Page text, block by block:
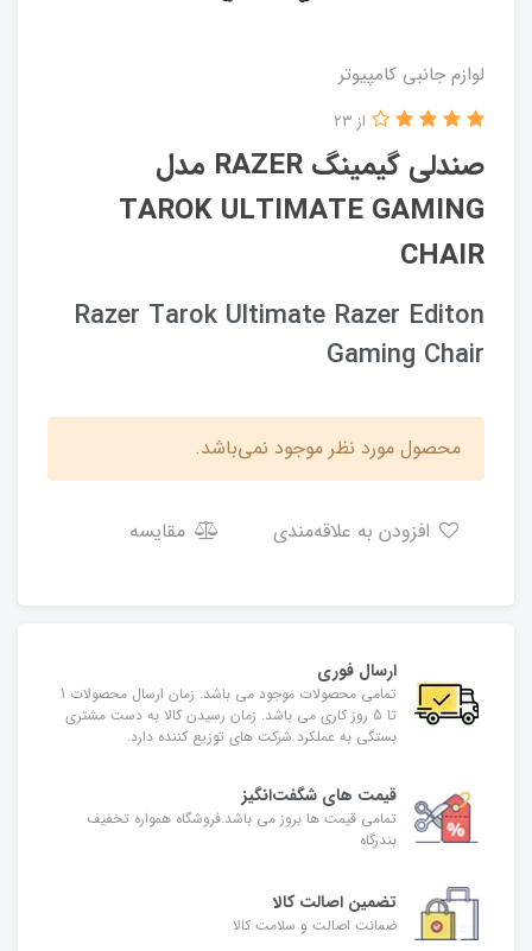
لوازم جانبی کامپیوتر
صندلی گیمینگ RAZER مدل
TAROK ULTIMATE GAMING
CHAIR
از 23
Razer Tarok Ultimate Razer Editon
Gaming Chair
محصول مورد نظر موجود نمی‌باشد.
مقایسه
ارسال فوری
تمامی محصولات موجود می باشد. زمان ارسال محصولات 1
تا 5 روز کاری می باشد. زمان رسیدن کالا به دست مشتری
بستگی به عملکرد شرکت های توزیع کننده دارد.
قیمت های شگفت‌انگیز
تمامی قیمت ها بروز می باشد.فروشگاه همواره تخفیف
بندرگاه
تضمین اصالت کالا
ضمانت اصالت و سلامت کالا